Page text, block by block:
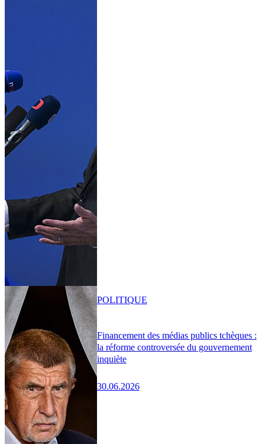
Financement des médias publics tchèques :
la réforme controversée du gouvernement
inquiète
30.06.2026
POLITIQUE